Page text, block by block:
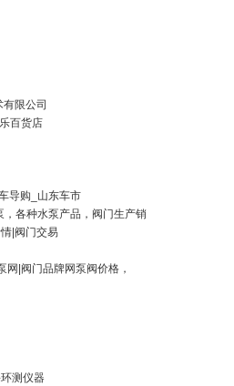
限公司
百货店
导购_山东车市
各种水泵产品，阀门生产销
|阀门交易
|阀门品牌网泵阀价格，
测仪器